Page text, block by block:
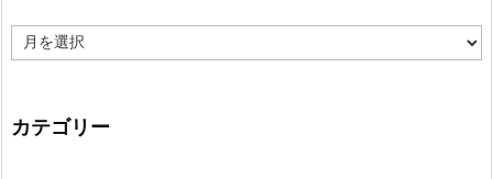
ー
ブ
カテゴリー